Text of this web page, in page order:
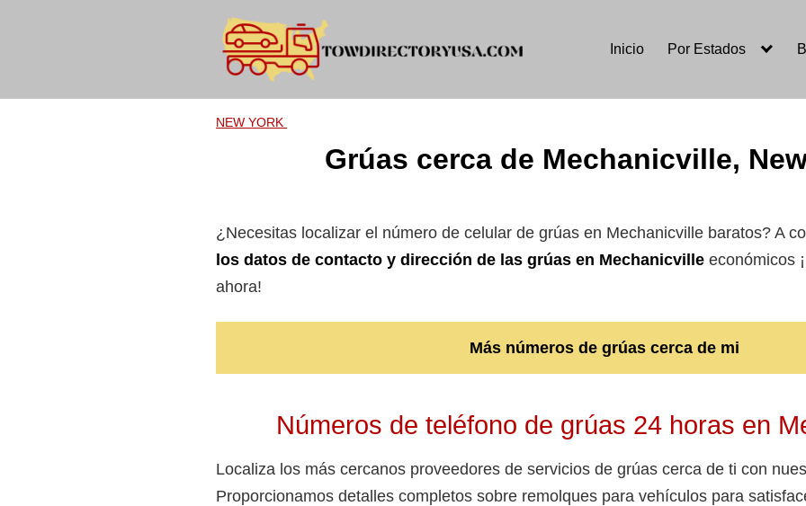
Inicio Por Estados
NEW YORK
Grúas cerca de Mechanicville,
¿Necesitas localizar el número de celular de grúas en Mechanicville baratos? A
los datos de contacto y dirección de las grúas en Mechanicville económicos
ahora!
Más números de grúas cerca de mi
Números de teléfono de grúas 24 horas en
Localiza los más cercanos proveedores de servicios de grúas cerca de ti con
Proporcionamos detalles completos sobre remolques para vehículos para